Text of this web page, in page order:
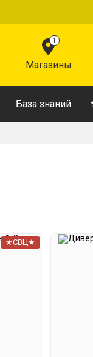
1
Магазины
База знаний
★СВЦ★